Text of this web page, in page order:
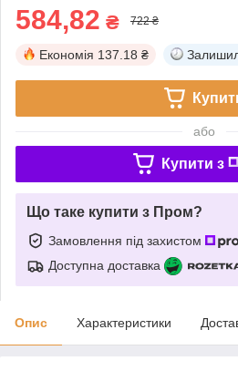
584,82 ₴ 722 ₴
Економія 137.18 ₴
або
Купити з
Що таке купити з Пром?
Замовлення під захистом
Доступна доставка
Опис Характеристики